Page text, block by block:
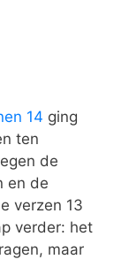
14 ging
ten
de
en de
verzen 13
verder: het
maar